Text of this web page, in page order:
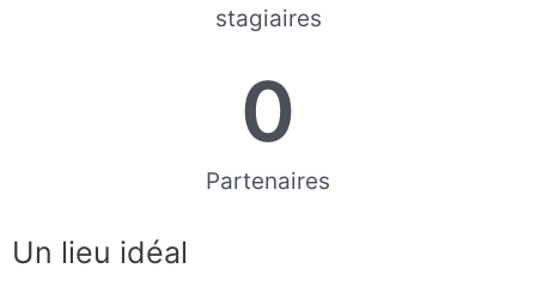
stagiaires
Partenaires
0
Un lieu idéal